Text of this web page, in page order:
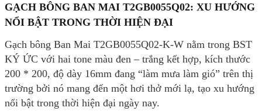
GẠCH BÔNG BAN MAI T2GB0055Q02: XU HƯỚNG
NỔI BẬT TRONG THỜI HIỆN ĐẠI
Gạch bông Ban Mai T2GB0055Q02-K-W nằm trong BST
KÝ ỨC với hai tone màu đen – trắng kết hợp, kích thước
200 * 200, độ dày 16mm đang “làm mưa làm gió” trên thị
trường bởi nó mang đến một hơi thở mới lạ, tạo xu hướng
nổi bật trong thời hiện đại ngày nay.